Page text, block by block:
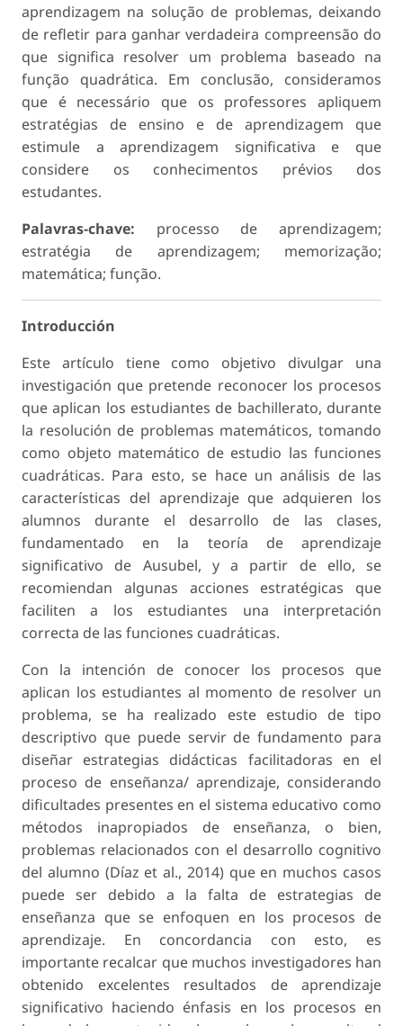
aprendizagem na solução de problemas, deixando
de refletir para ganhar verdadeira compreensão do
que significa resolver um problema baseado na
função quadrática. Em conclusão, consideramos
que é necessário que os professores apliquem
estratégias de ensino e de aprendizagem que
estimule a aprendizagem significativa e que
considere os conhecimentos prévios dos
estudantes.
Palavras-chave: processo de aprendizagem;
estratégia de aprendizagem; memorização;
matemática; função.
Introducción
Este artículo tiene como objetivo divulgar una
investigación que pretende reconocer los procesos
que aplican los estudiantes de bachillerato, durante
la resolución de problemas matemáticos, tomando
como objeto matemático de estudio las funciones
cuadráticas. Para esto, se hace un análisis de las
características del aprendizaje que adquieren los
alumnos durante el desarrollo de las clases,
fundamentado en la teoría de aprendizaje
significativo de Ausubel, y a partir de ello, se
recomiendan algunas acciones estratégicas que
faciliten a los estudiantes una interpretación
correcta de las funciones cuadráticas.
Con la intención de conocer los procesos que
aplican los estudiantes al momento de resolver un
problema, se ha realizado este estudio de tipo
descriptivo que puede servir de fundamento para
diseñar estrategias didácticas facilitadoras en el
proceso de enseñanza/ aprendizaje, considerando
dificultades presentes en el sistema educativo como
métodos inapropiados de enseñanza, o bien,
problemas relacionados con el desarrollo cognitivo
del alumno (Díaz et al., 2014) que en muchos casos
puede ser debido a la falta de estrategias de
enseñanza que se enfoquen en los procesos de
aprendizaje. En concordancia con esto, es
importante recalcar que muchos investigadores han
obtenido excelentes resultados de aprendizaje
significativo haciendo énfasis en los procesos en